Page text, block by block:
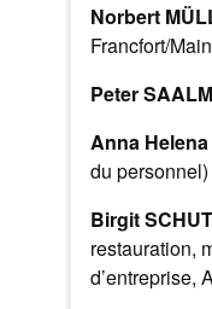
Norbert
Francfort/
Peter
Anna
du personnel)
Birgit
restauration,
d’entreprise,